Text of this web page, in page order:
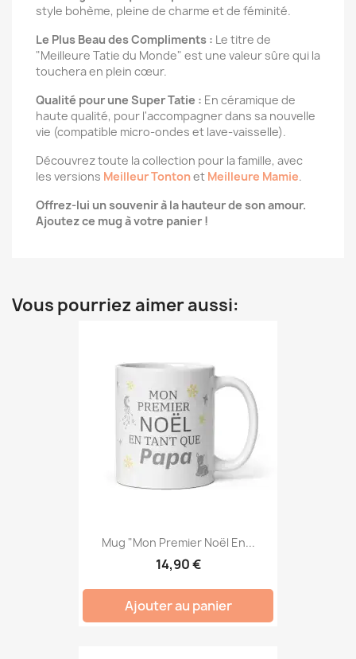
style bohème, pleine de charme et de féminité.
Le Plus Beau des Compliments : Le titre de
"Meilleure Tatie du Monde" est une valeur sûre qui la
touchera en plein cœur.
Qualité pour une Super Tatie : En céramique de
haute qualité, pour l'accompagner dans sa nouvelle
vie (compatible micro-ondes et lave-vaisselle).
Découvrez toute la collection pour la famille, avec
les versions Meilleur Tontonet Meilleure Mamie.
Offrez-lui un souvenir à la hauteur de son amour.
Ajoutez ce mug à votre panier !
Vous pourriez aimer aussi:
Mug "Mon Premier Noël En...
14,90 €
Ajouter au panier